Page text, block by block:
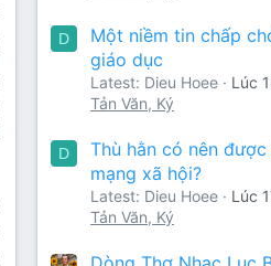
D
Một niềm tin chấp
giáo dục
Latest: Dieu Hoee
Lúc
Tản Văn, Ký
D
Thù hằn có nên
mạng xã hội?
Latest: Dieu Hoee
Lúc
Tản Văn, Ký